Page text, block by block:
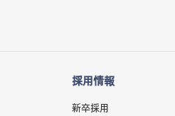
採用情報
新卒採用